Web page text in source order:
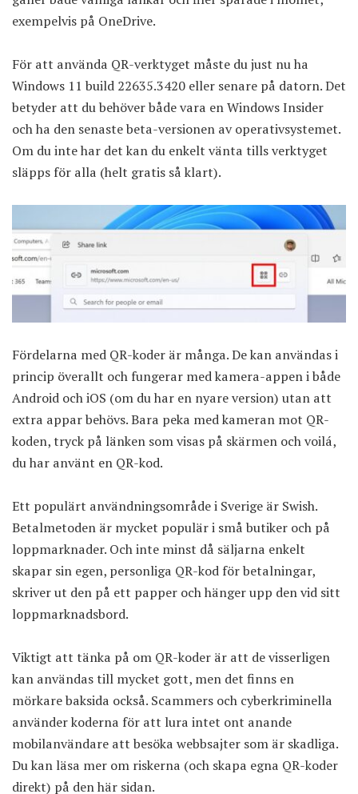
exempelvis på OneDrive.
För att använda QR-verktyget måste du just nu ha
Windows 11 build 22635.3420 eller senare på datorn. Det
betyder att du behöver både vara en Windows Insider
och ha den senaste beta-versionen av operativsystemet.
Om du inte har det kan du enkelt vänta tills verktyget
släpps för alla (helt gratis så klart).
Fördelarna med QR-koder är många. De kan användas i
princip överallt och fungerar med kamera-appen i både
Android och iOS (om du har en nyare version) utan att
extra appar behövs. Bara peka med kameran mot QR-
koden, tryck på länken som visas på skärmen och voilá,
du har använt en QR-kod.
Ett populärt användningsområde i Sverige är Swish.
Betalmetoden är mycket populär i små butiker och på
loppmarknader. Och inte minst då säljarna enkelt
skapar sin egen, personliga QR-kod för betalningar,
skriver ut den på ett papper och hänger upp den vid sitt
loppmarknadsbord.
Viktigt att tänka på om QR-koder är att de visserligen
kan användas till mycket gott, men det finns en
mörkare baksida också. Scammers och cyberkriminella
använder koderna för att lura intet ont anande
mobilanvändare att besöka webbsajter som är skadliga.
Du kan läsa mer om riskerna (och skapa egna QR-koder
direkt) på den här sidan.